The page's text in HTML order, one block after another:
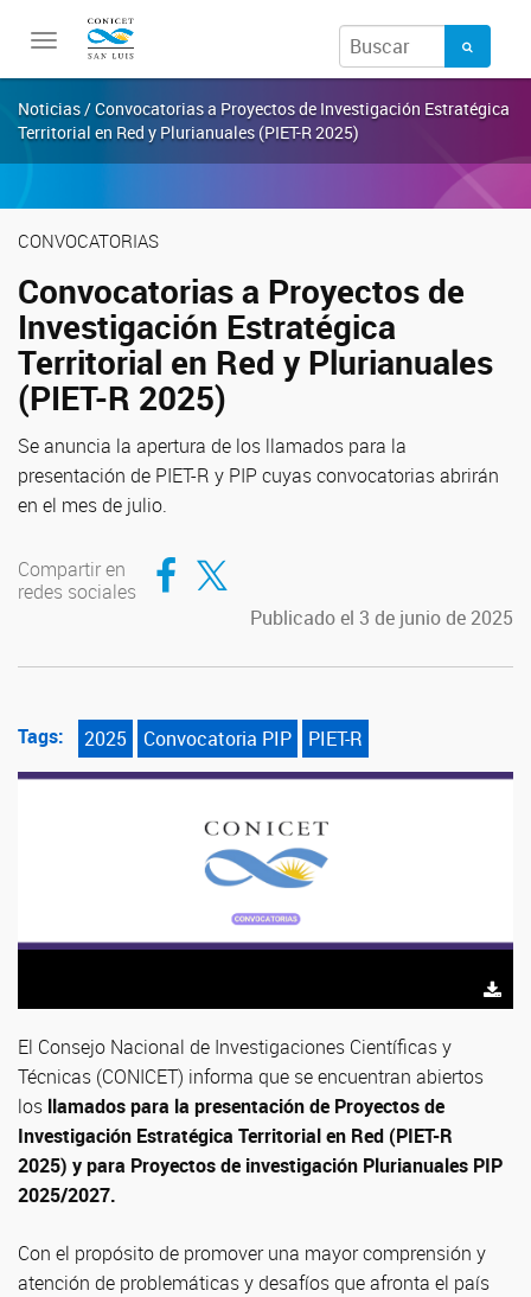
Toggle
Noticias / Convocatorias a Proyectos de Investigación Estratégica
Territorial en Red y Plurianuales (PIET-R 2025)
CONVOCATORIAS
Convocatorias a Proyectos de
Investigación Estratégica
Territorial en Red y Plurianuales
(PIET-R 2025)
Se anuncia la apertura de los llamados para la
presentación de PIET-R y PIP cuyas convocatorias abrirán
en el mes de julio.
Compartir en
redes sociales
Compartir en Facebook
Compartir en Twitter
Publicado el 3 de junio de 2025
Tags: 2025 Convocatoria PIP PIET-R
El Consejo Nacional de Investigaciones Científicas y
Técnicas (CONICET) informa que se encuentran abiertos
los llamados para la presentación de Proyectos de
Investigación Estratégica Territorial en Red (PIET-R
2025) y para Proyectos de investigación Plurianuales PIP
2025/2027.
Con el propósito de promover una mayor comprensión y
atención de problemáticas y desafíos que afronta el país